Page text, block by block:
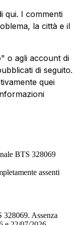
qui. I commenti
la città e il
o agli account di
di seguito.
quei